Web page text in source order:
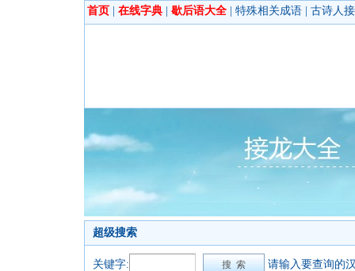
首页 在线字典 歇后语大全 特殊相关成语 古诗人
超级搜索
关键字: 请输入要查询的